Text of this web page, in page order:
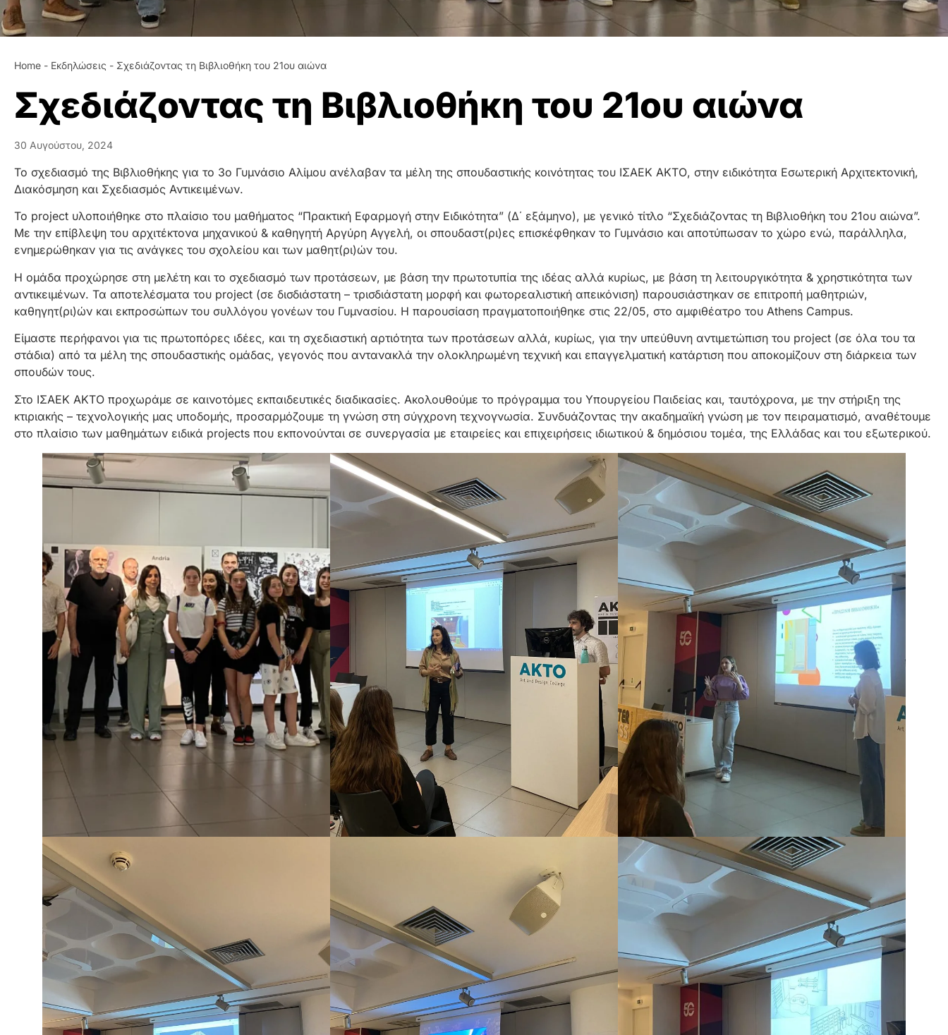
Home - Εκδηλώσεις - Σχεδιάζοντας τη Βιβλιοθήκη του 21ου αιώνα
Σχεδιάζοντας τη Βιβλιοθήκη του 21ου αιώνα
30 Αυγούστου, 2024
Το σχεδιασμό της Βιβλιοθήκης για το 3ο Γυμνάσιο Αλίμου ανέλαβαν τα μέλη της σπουδαστικής κοινότητας του ΙΣΑΕΚ ΑΚΤΟ, στην ειδικότητα Εσωτερική Αρχιτεκτονική,
Διακόσμηση και Σχεδιασμός Αντικειμένων.
Το project υλοποιήθηκε στο πλαίσιο του μαθήματος “Πρακτική Εφαρμογή στην Ειδικότητα” (Δ΄ εξάμηνο), με γενικό τίτλο “Σχεδιάζοντας τη Βιβλιοθήκη του 21ου αιώνα”.
Με την επίβλεψη του αρχιτέκτονα μηχανικού & καθηγητή Αργύρη Αγγελή, οι σπουδαστ(ρι)ες επισκέφθηκαν το Γυμνάσιο και αποτύπωσαν το χώρο ενώ, παράλληλα,
ενημερώθηκαν για τις ανάγκες του σχολείου και των μαθητ(ρι)ών του.
Η ομάδα προχώρησε στη μελέτη και το σχεδιασμό των προτάσεων, με βάση την πρωτοτυπία της ιδέας αλλά κυρίως, με βάση τη λειτουργικότητα & χρηστικότητα των
αντικειμένων. Τα αποτελέσματα του project (σε δισδιάστατη – τρισδιάστατη μορφή και φωτορεαλιστική απεικόνιση) παρουσιάστηκαν σε επιτροπή μαθητριών,
καθηγητ(ρι)ών και εκπροσώπων του συλλόγου γονέων του Γυμνασίου. Η παρουσίαση πραγματοποιήθηκε στις 22/05, στο αμφιθέατρο του Athens Campus.
Είμαστε περήφανοι για τις πρωτοπόρες ιδέες, και τη σχεδιαστική αρτιότητα των προτάσεων αλλά, κυρίως, για την υπεύθυνη αντιμετώπιση του project (σε όλα του τα
στάδια) από τα μέλη της σπουδαστικής ομάδας, γεγονός που αντανακλά την ολοκληρωμένη τεχνική και επαγγελματική κατάρτιση που αποκομίζουν στη διάρκεια των
σπουδών τους.
Στο ΙΣΑΕΚ ΑΚΤΟ προχωράμε σε καινοτόμες εκπαιδευτικές διαδικασίες. Ακολουθούμε το πρόγραμμα του Υπουργείου Παιδείας και, ταυτόχρονα, με την στήριξη της
κτιριακής – τεχνολογικής μας υποδομής, προσαρμόζουμε τη γνώση στη σύγχρονη τεχνογνωσία. Συνδυάζοντας την ακαδημαϊκή γνώση με τον πειραματισμό, αναθέτουμε
στο πλαίσιο των μαθημάτων ειδικά projects που εκπονούνται σε συνεργασία με εταιρείες και επιχειρήσεις ιδιωτικού & δημόσιου τομέα, της Ελλάδας και του εξωτερικού.